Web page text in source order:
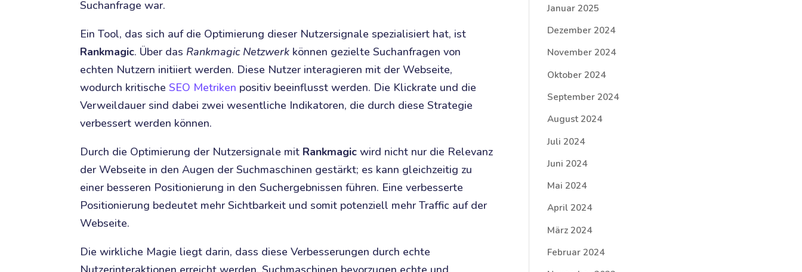
Suchanfrage war.
Ein Tool, das sich auf die Optimierung dieser Nutzersignale spezialisiert hat, ist
Rankmagic. Über das Rankmagic Netzwerk können gezielte Suchanfragen von
echten Nutzern initiiert werden. Diese Nutzer interagieren mit der Webseite,
wodurch kritischeSEO Metriken positiv beeinflusst werden. Die Klickrate und die
Verweildauer sind dabei zwei wesentliche Indikatoren, die durch diese Strategie
verbessert werden können.
Durch die Optimierung der Nutzersignale mit Rankmagic wird nicht nur die Relevanz
der Webseite in den Augen der Suchmaschinen gestärkt; es kann gleichzeitig zu
einer besseren Positionierung in den Suchergebnissen führen. Eine verbesserte
Positionierung bedeutet mehr Sichtbarkeit und somit potenziell mehr Traffic auf der
Webseite.
Die wirkliche Magie liegt darin, dass diese Verbesserungen durch echte
Januar 2025
Dezember 2024
November 2024
Oktober 2024
September 2024
August 2024
Juli 2024
Juni 2024
Mai 2024
April 2024
März 2024
Februar 2024